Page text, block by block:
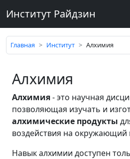
Институт Райдзин
Главная Институт Алхимия
Алхимия
Алхимия- это научная
позволяющая изучать и
алхимические продукты
воздействия на окружающий
Навык алхимии доступен